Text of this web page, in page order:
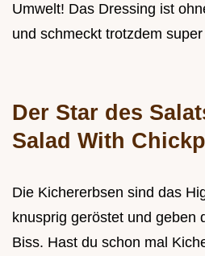
Umwelt! Das Dressing ist
und schmeckt trotzdem
Der Star des
Salad With
Die Kichererbsen sind das
knusprig geröstet und geben
Biss. Hast du schon mal